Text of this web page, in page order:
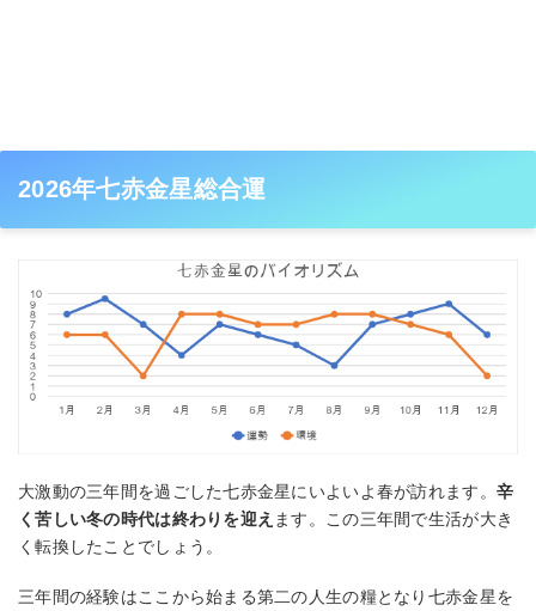
2026年七赤金星総合運
大激動の三年間を過ごした七赤金星にいよいよ春が訪れます。 辛
く苦しい冬の時代は終わりを迎え ます。この三年間で生活が大き
く転換したことでしょう。
三年間の経験はここから始まる第二の人生の糧となり七赤金星を